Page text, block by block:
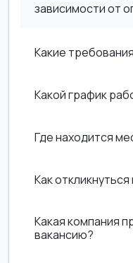
зависимости от
Какие
Какой график
Где находится
Как
Какая компания
вакансию?